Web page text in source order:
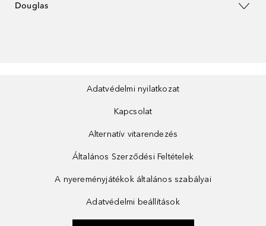
Douglas
Adatvédelmi nyilatkozat
Kapcsolat
Alternatív vitarendezés
Általános Szerződési Feltételek
A nyereményjátékok általános szabályai
Adatvédelmi beállítások